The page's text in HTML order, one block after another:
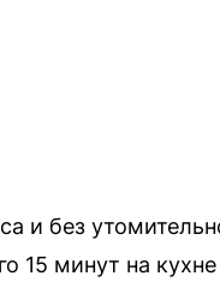
и без
15 минут на